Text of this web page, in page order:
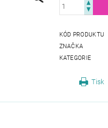
KÓD PRODUKTU
ZNAČKA
KATEGORIE
Tisk